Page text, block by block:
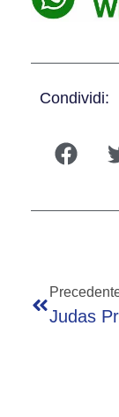
Condividi: